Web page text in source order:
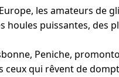
les amateurs de
houles puissantes, des
Peniche,
qui rêvent de